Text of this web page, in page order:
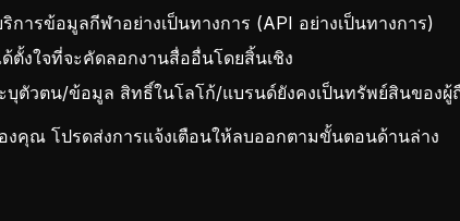
การข้อมูลกีฬาอย่างเป็นทางการ (API อย่างเป็นทางการ)
ตั้งใจที่จะคัดลอกงานสื่ออื่นโดยสิ้นเชิง
บุตัวตน/ข้อมูล สิทธิ์ในโลโก้/แบรนด์ยังคงเป็นทรัพย์สินของผู้
คุณ โปรดส่งการแจ้งเตือนให้ลบออกตามขั้นตอนด้านล่าง